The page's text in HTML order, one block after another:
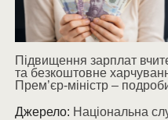
Підвищення зарплат
та безкоштовне
Прем’єр-міністр –
Джерело: Національна